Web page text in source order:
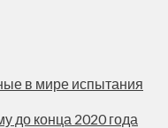
в мире испытания
до конца 2020 года